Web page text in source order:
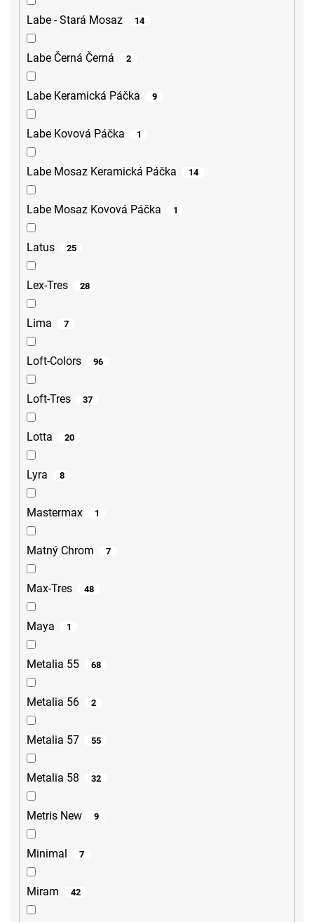
Labe - Stará Mosaz 14
Labe Černá Černá 2
Labe Keramická Páčka 9
Labe Kovová Páčka 1
Labe Mosaz Keramická Páčka 14
Labe Mosaz Kovová Páčka 1
Latus 25
Lex-Tres 28
Lima 7
Loft-Colors 96
Loft-Tres 37
Lotta 20
Lyra 8
Mastermax 1
Matný Chrom 7
Max-Tres 48
Maya 1
Metalia 55 68
Metalia 56 2
Metalia 57 55
Metalia 58 32
Metris New 9
Minimal 7
Miram 42